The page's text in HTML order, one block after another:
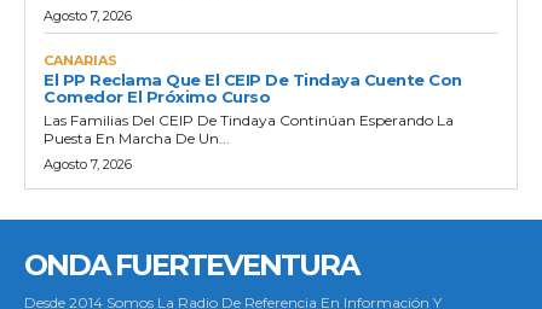
Agosto 7, 2026
CANARIAS
El PP Reclama Que El CEIP De Tindaya Cuente Con
Comedor El Próximo Curso
Las Familias Del CEIP De Tindaya Continúan Esperando La
Puesta En Marcha De Un...
Agosto 7, 2026
ONDA FUERTEVENTURA
Desde 2014 Somos La Radio De Referencia En Información Y